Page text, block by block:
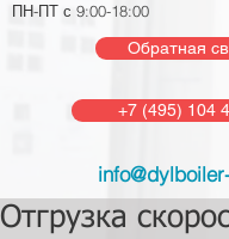
ПН-ПТ с 9:00-18:00
Обратная
+7 (495) 104
Отгрузка